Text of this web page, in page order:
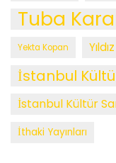
Tuba
Yekta Kopan
İstanbul
İstanbul Kültür
İthaki Yayınları